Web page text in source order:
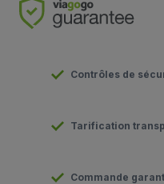
Contrôles de
Tarification
Commande